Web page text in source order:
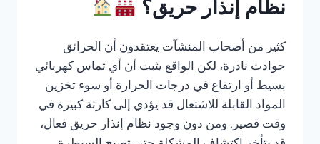
نظام إنذار حريق؟
كثير من أصحاب المنشآت يعتقدون أن الحرائق
حوادث نادرة، لكن الواقع يثبت أن أي تماس كهربائي
بسيط أو ارتفاع في درجات الحرارة أو سوء تخزين
المواد القابلة للاشتعال قد يؤدي إلى كارثة كبيرة في
وقت قصير. ومن دون وجود نظام إنذار حريق فعال،